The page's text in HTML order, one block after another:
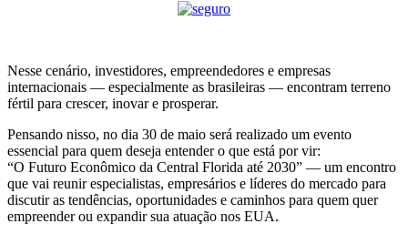
Nesse cenário, investidores, empreendedores e empresas
internacionais — especialmente as brasileiras — encontram terreno
fértil para crescer, inovar e prosperar.
Pensando nisso, no dia 30 de maio será realizado um evento
essencial para quem deseja entender o que está por vir:
“O Futuro Econômico da Central Florida até 2030” — um encontro
que vai reunir especialistas, empresários e líderes do mercado para
discutir as tendências, oportunidades e caminhos para quem quer
empreender ou expandir sua atuação nos EUA.